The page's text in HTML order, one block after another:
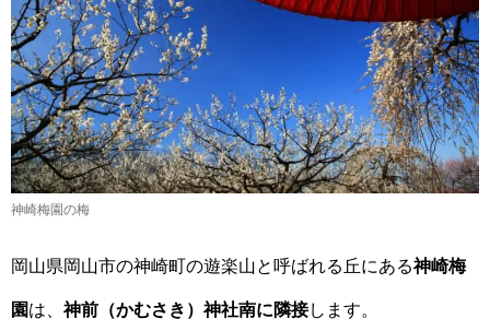
神崎梅園の梅
岡山県岡山市の神崎町の遊楽山と呼ばれる丘にある神崎梅
園は、神前（かむさき）神社南に隣接します。